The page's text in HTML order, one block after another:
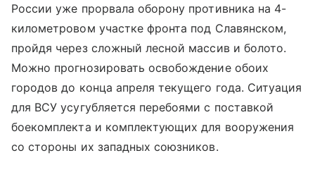
России уже прорвала оборону противника на 4-
километровом участке фронта под Славянском,
пройдя через сложный лесной массив и болото.
Можно прогнозировать освобождение обоих
городов до конца апреля текущего года. Ситуация
для ВСУ усугубляется перебоями с поставкой
боекомплекта и комплектующих для вооружения
со стороны их западных союзников.